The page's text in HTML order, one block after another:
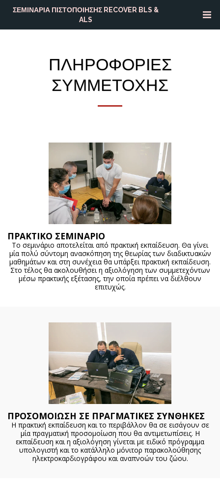
ΣΕΜΙΝΑΡΙΑ ΠΙΣΤΟΠΟΙΗΣΗΣ RECOVER BLS &
ALS
ΠΛΗΡΟΦΟΡΙΕΣ
ΣΥΜΜΕΤΟΧΗΣ
ΠΡΑΚΤΙΚΟ ΣΕΜΙΝΑΡΙΟ
Το σεμινάριο αποτελείται από πρακτική εκπαίδευση. Θα γίνει
μία πολύ σύντομη ανασκόπηση της θεωρίας των διαδικτυακών
μαθημάτων και στη συνέχεια θα υπάρξει πρακτική εκπαίδευση.
Στο τέλος θα ακολουθήσει η αξιολόγηση των συμμετεχόντων
μέσω πρακτικής εξέτασης, την οποία πρέπει να διέλθουν
επιτυχώς.
ΠΡΟΣΟΜΟΙΩΣΗ ΣΕ ΠΡΑΓΜΑΤΙΚΕΣ ΣΥΝΘΗΚΕΣ
Η πρακτική εκπαίδευση και το περιβάλλον θα σε εισάγουν σε
μία πραγματική προσομοίωση που θα αντιμετωπίσεις. Η
εκπαίδευση και η αξιολόγηση γίνεται με ειδικό πρόγραμμα
υπολογιστή και το κατάλληλο μόνιτορ παρακολούθησης
ηλεκτροκαρδιογράφου και αναπνοών του ζώου.